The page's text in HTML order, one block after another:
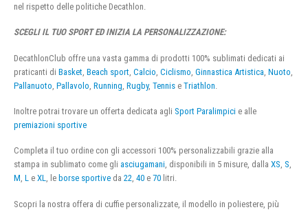
nel rispetto delle politiche Decathlon.
SCEGLI IL TUO SPORT ED INIZIA LA PERSONALIZZAZIONE:
DecathlonClub offre una vasta gamma di prodotti 100% sublimati dedicati ai
praticanti di Basket Beach sport Calcio Ciclismo Ginnastica Artistica Nuoto
Pallanuoto Pallavolo Running Rugby, Tennis e Triathlon
Inoltre potrai trovare un offerta dedicata agli Sport Paralimpici e alle
premiazioni sportive
Completa il tuo ordine con gli accessori 100% personalizzabili grazie alla
stampa in sublimato come gli asciugamani, disponibili in 5 misure, dalla XS, S,
M, L e XL, le borse sportive da 22, 40 e 70 litri.
Scopri la nostra offera di cuffie personalizzate, il modello in poliestere, più